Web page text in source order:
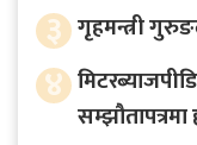
३ गृहमन्त्री
४
सम्झौतापत्रमा